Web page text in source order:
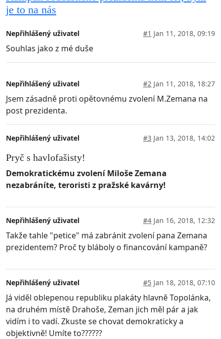
je to na nás
Nepřihlášený uživatel #1 Jan 11, 2018, 09:19
Souhlas jako z mé duše
Nepřihlášený uživatel #2 Jan 11, 2018, 18:27
Jsem zásadně proti opětovnému zvolení M.Zemana na
post prezidenta.
Nepřihlášený uživatel #3 Jan 13, 2018, 14:02
Pryč s havlofašisty!
Demokratickému zvolení Miloše Zemana
nezabráníte, teroristi z pražské kavárny!
Nepřihlášený uživatel #4 Jan 16, 2018, 12:32
Takže tahle "petice" má zabránit zvolení pana Zemana
prezidentem? Proč ty bláboly o financování kampaně?
Nepřihlášený uživatel #5 Jan 18, 2018, 07:10
Já viděl oblepenou republiku plakáty hlavně Topolánka,
na druhém místě Drahoše, Zeman jich měl pár a jak
vidím i to vadí. Zkuste se chovat demokraticky a
objektivně! Umíte to??????